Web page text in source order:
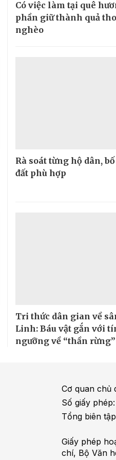
Có việc làm tại quê
phần giữ thành quả
nghèo
Rà soát từng hộ dân,
đất phù hợp
Tri thức dân gian về
Linh: Báu vật gắn với
ngưỡng về “thần
Cơ quan chủ
Số giấy
Tổng biên
Giấy phép
chí, Bộ Văn